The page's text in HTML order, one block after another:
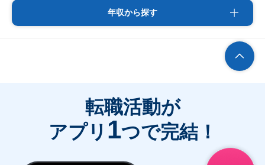
年収から探す
転職活動が
アプリ 1つで完結！